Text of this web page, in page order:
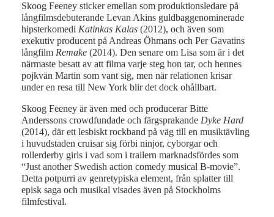
Skoog Feeney sticker emellan som produktionsledare på
långfilmsdebuterande Levan Akins guldbaggenominerade
hipsterkomedi Katinkas Kalas (2012), och även som
exekutiv producent på Andreas Öhmans och Per Gavatins
långfilm Remake (2014). Den senare om Lisa som är i det
närmaste besatt av att filma varje steg hon tar, och hennes
pojkvän Martin som vant sig, men när relationen krisar
under en resa till New York blir det dock ohållbart.
Skoog Feeney är även med och producerar Bitte
Anderssons crowdfundade och färgsprakande Dyke Hard
(2014), där ett lesbiskt rockband på väg till en musiktävling
i huvudstaden cruisar sig förbi ninjor, cyborgar och
rollerderby girls i vad som i trailern marknadsfördes som
“Just another Swedish action comedy musical B-movie”.
Detta potpurri av genretypiska element, från splatter till
episk saga och musikal visades även på Stockholms
filmfestival.